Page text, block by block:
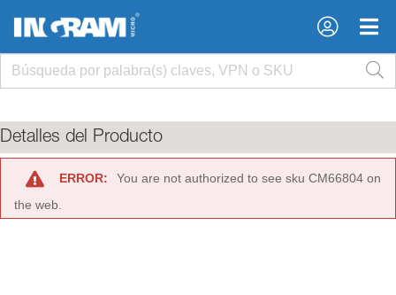
×
×
Detalles del Producto
ERROR:
You are not authorized to see sku CM66804 on
the web.